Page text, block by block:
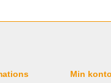
Min konto